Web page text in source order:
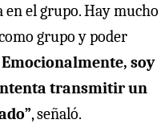
el grupo. Hay mucho
grupo y poder
Emocionalmente, soy
transmitir un
, señaló.